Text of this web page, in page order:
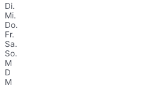
Di.
Mi.
Do.
Fr.
Sa.
So.
M
D
M